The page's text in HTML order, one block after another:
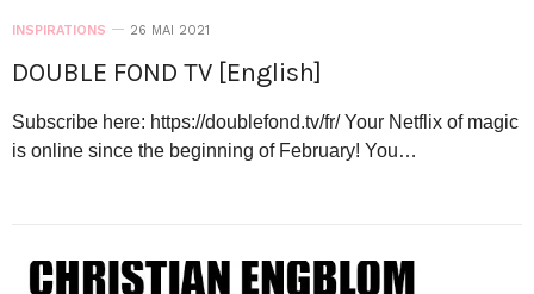
INSPIRATIONS 26 MAI 2021
DOUBLE FOND TV [English]
Subscribe here: https://doublefond.tv/fr/ Your Netflix of magic
is online since the beginning of February! You…